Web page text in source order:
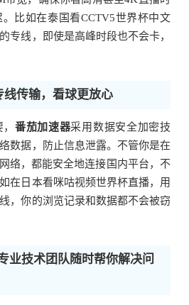
比如在泰国看CCTV5世界杯中文
的专线，即使是高峰时段也不会卡，
传输，看球更放心
番茄加速器采用数据安全加密技
数据，防止信息泄露。不管你是在
络，都能安全地连接国内平台，不
在日本看咪咕视频世界杯直播，用
，你的浏览记录和数据都不会被窃
业技术团队随时帮你解决问